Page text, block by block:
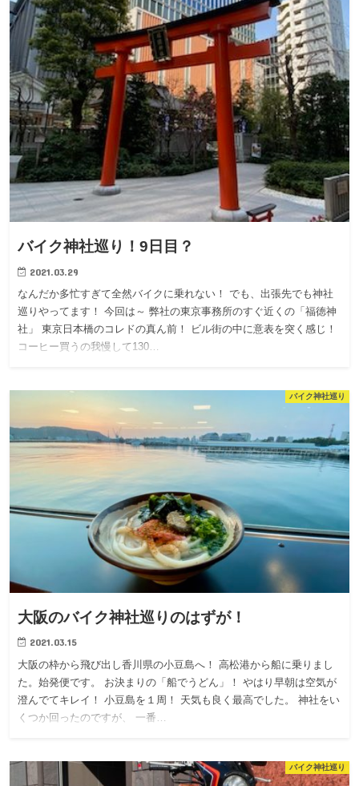
バイク神社巡り！9日目？
2021.03.29
なんだか多忙すぎて全然バイクに乗れない！ でも、出張先でも神社
巡りやってます！ 今回は～ 弊社の東京事務所のすぐ近くの「福徳神
社」 東京日本橋のコレドの真ん前！ ビル街の中に意表を突く感じ！
コーヒー買うの我慢して130…
バイク神社巡り
大阪のバイク神社巡りのはずが！
2021.03.15
大阪の枠から飛び出し香川県の小豆島へ！ 高松港から船に乗りまし
た。始発便です。 お決まりの「船でうどん」！ やはり早朝は空気が
澄んでてキレイ！ 小豆島を１周！ 天気も良く最高でした。 神社をい
くつか回ったのですが、 一番…
バイク神社巡り